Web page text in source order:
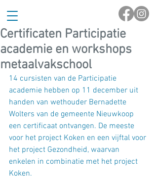
Certificaten Participatie
academie en workshops
metaalvakschool
14 cursisten van de Participatie
academie hebben op 11 december uit
handen van wethouder Bernadette
Wolters van de gemeente Nieuwkoop
een certificaat ontvangen. De meeste
voor het project Koken en een vijftal voor
het project Gezondheid, waarvan
enkelen in combinatie met het project
Koken.